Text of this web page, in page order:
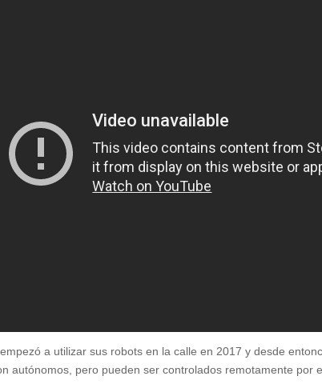
a utilizar sus robots en la calle en 2017 y desde
autónomos, pero pueden ser controlados remotamente por